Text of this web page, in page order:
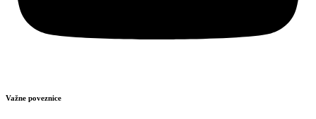
Važne poveznice